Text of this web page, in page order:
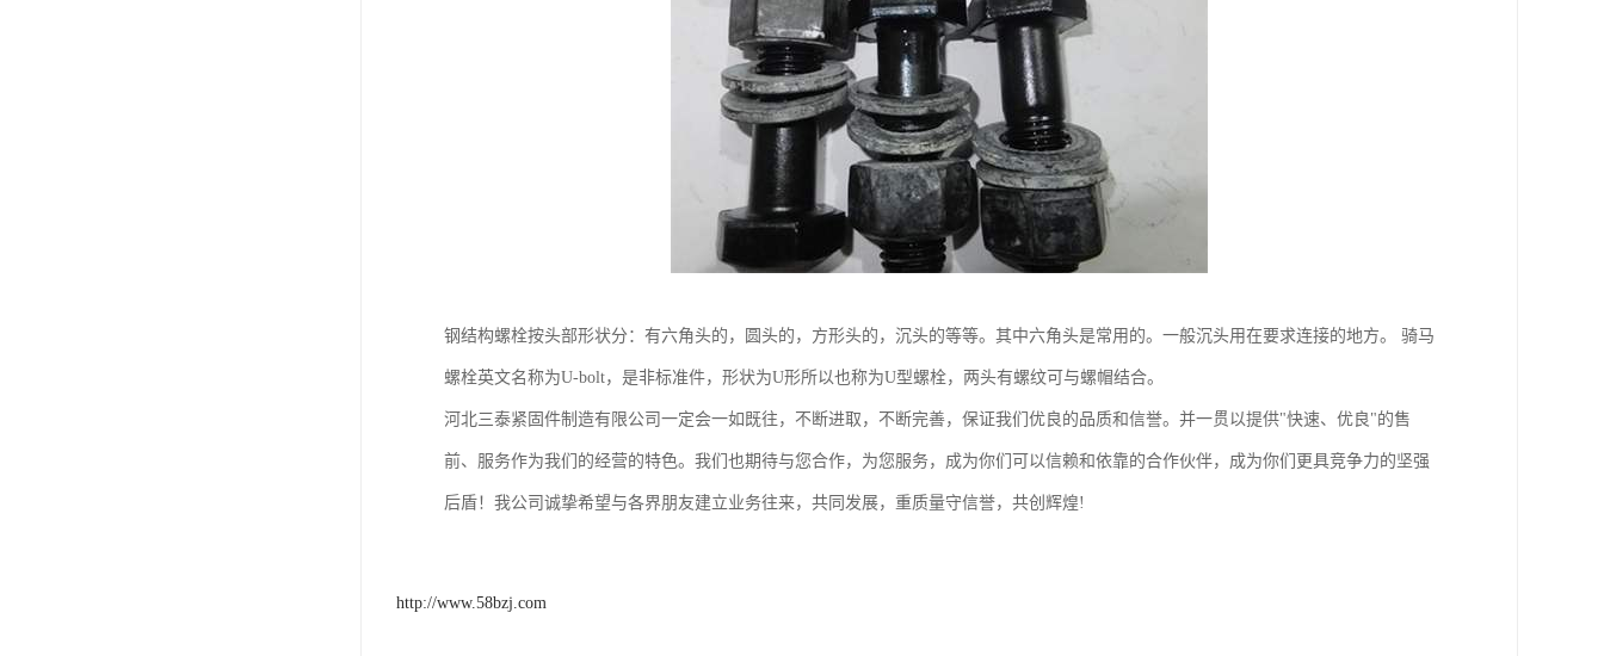
钢结构螺栓按头部形状分：有六角头的，圆头的，方形头的，沉头的等等。其中六角头是常用的。一般沉头用在要求连接的地方。 骑马
螺栓英文名称为U-bolt，是非标准件，形状为U形所以也称为U型螺栓，两头有螺纹可与螺帽结合。
河北三泰紧固件制造有限公司一定会一如既往，不断进取，不断完善，保证我们优良的品质和信誉。并一贯以提供"快速、优良"的售
前、服务作为我们的经营的特色。我们也期待与您合作，为您服务，成为你们可以信赖和依靠的合作伙伴，成为你们更具竞争力的坚强
后盾！我公司诚挚希望与各界朋友建立业务往来，共同发展，重质量守信誉，共创辉煌!
http://www.58bzj.com